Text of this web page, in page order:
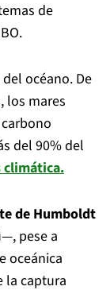
de
océano. De
los mares
del 90% del
climática.
de Humboldt
pese a
oceánica
la captura